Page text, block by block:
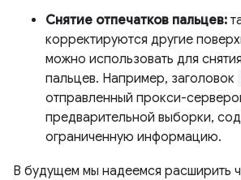
Снятие отпечатков пальцев:
корректируются другие
можно использовать для
пальцев. Например, заголовок
отправленный прокси-
предварительной выборки,
ограниченную информацию.
В будущем мы надеемся расширить